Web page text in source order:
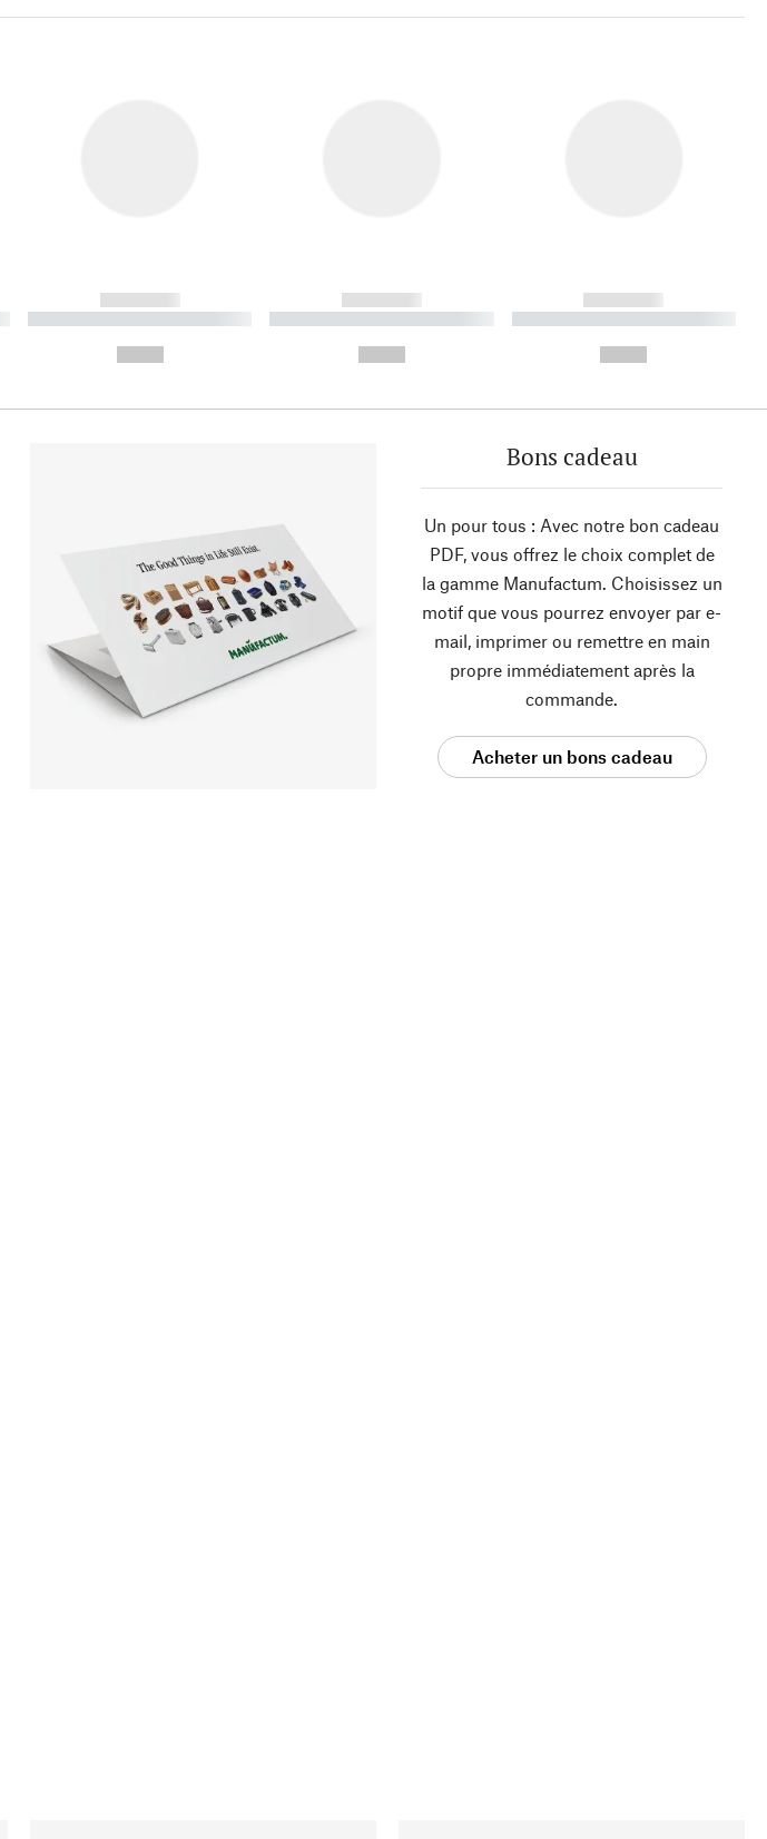
------------
----------- ----------- ----------
------------
----------- ----------- ----------
------------
----------- ----------- ----------
Bons cadeau
Un pour tous : Avec notre bon cadeau
PDF, vous offrez le choix complet de
la gamme Manufactum. Choisissez un
motif que vous pourrez envoyer par e-
mail, imprimer ou remettre en main
propre immédiatement après la
commande.
Acheter un bons cadeau